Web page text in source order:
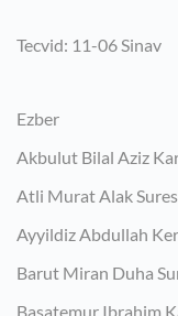
Tecvid: 11-06 Sinav
Ezber
Akbulut Bilal Aziz
Atli Murat Alak
Ayyildiz Abdullah
Barut Miran Duha
Basatemur Ibrahim